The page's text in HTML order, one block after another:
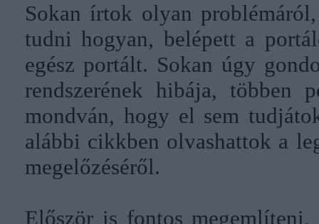
Sokan írtok olyan
tudni hogyan, belépett a
egész portált. Sokan úgy
rendszerének hibája, többen
mondván, hogy el sem
alábbi cikkben olvashattok a
megelőzéséről.
Először is fontos